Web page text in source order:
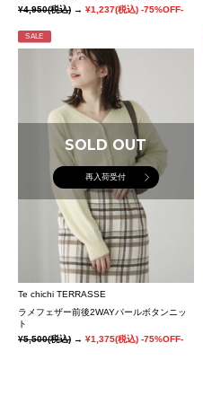
¥4,950(税込) → ¥1,237(税込) -75%OFF-
SALE
SOLD OUT
再入荷受付
Te chichi TERRASSE
ラメフェザー前後2WAYパールボタンニッ
ト
¥5,500(税込) → ¥1,375(税込) -75%OFF-